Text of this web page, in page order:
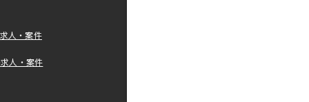
人・案件
人・案件